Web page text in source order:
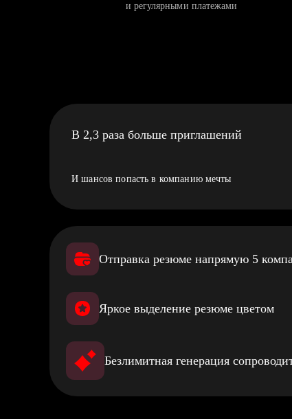
и регулярными платежами
В 2,3 раза больше приглашений
И шансов попасть в компанию мечты
Отправка резюме напрямую 5
Яркое выделение резюме цветом
Безлимитная генерация